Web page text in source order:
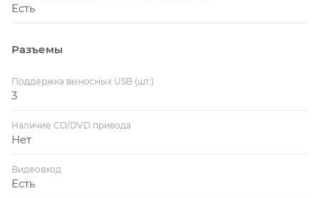
Есть
Разъемы
Поддержка выносных USB (шт.)
3
Наличие CD/DVD привода
Нет
Видеовход
Есть